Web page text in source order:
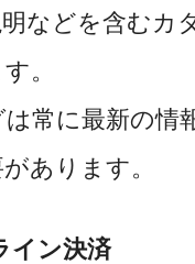
などを含むカ
。
常に最新の情
あります。
ン決済